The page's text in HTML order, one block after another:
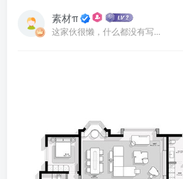
素材π
这家伙很懒，什么都没有写...